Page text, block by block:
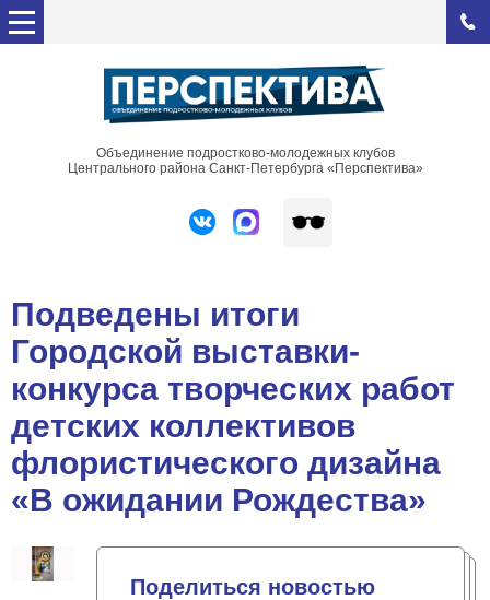
Объединение подростково-молодежных клубов
Центрального района Санкт-Петербурга «Перспектива»
Подведены итоги
Городской выставки-
конкурса творческих работ
детских коллективов
флористического дизайна
«В ожидании Рождества»
Поделиться новостью